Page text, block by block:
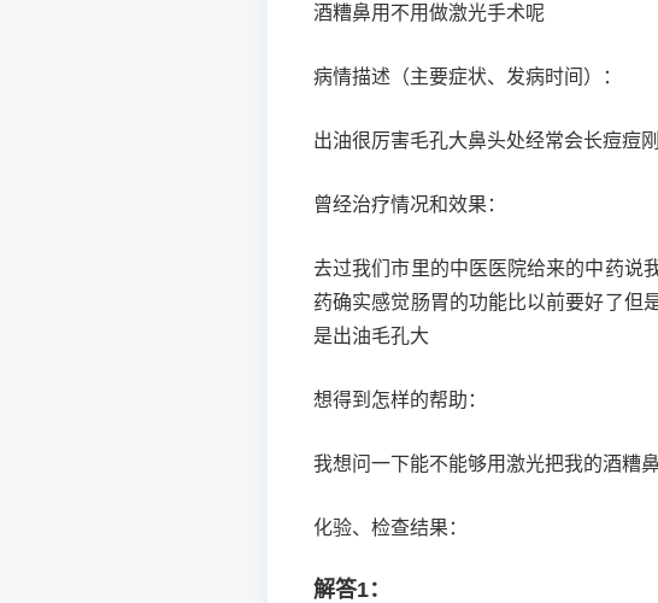
酒糟鼻用不用做激光手术呢
病情描述（主要症状、发病时间）：
出油很厉害毛孔大鼻头处经常会长痘痘
曾经治疗情况和效果：
去过我们市里的中医医院给来的中药说
药确实感觉肠胃的功能比以前要好了但
是出油毛孔大
想得到怎样的帮助：
我想问一下能不能够用激光把我的酒糟
化验、检查结果：
解答1：